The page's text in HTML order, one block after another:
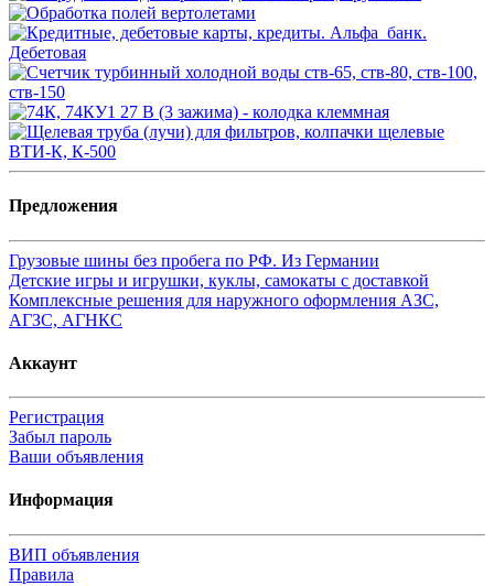
Предложения
Грузовые шины без пробега по РФ. Из Германии
Детские игры и игрушки, куклы, самокаты с доставкой
Комплексные решения для наружного оформления АЗС,
АГЗС, АГНКС
Аккаунт
Регистрация
Забыл пароль
Ваши объявления
Информация
ВИП объявления
Правила